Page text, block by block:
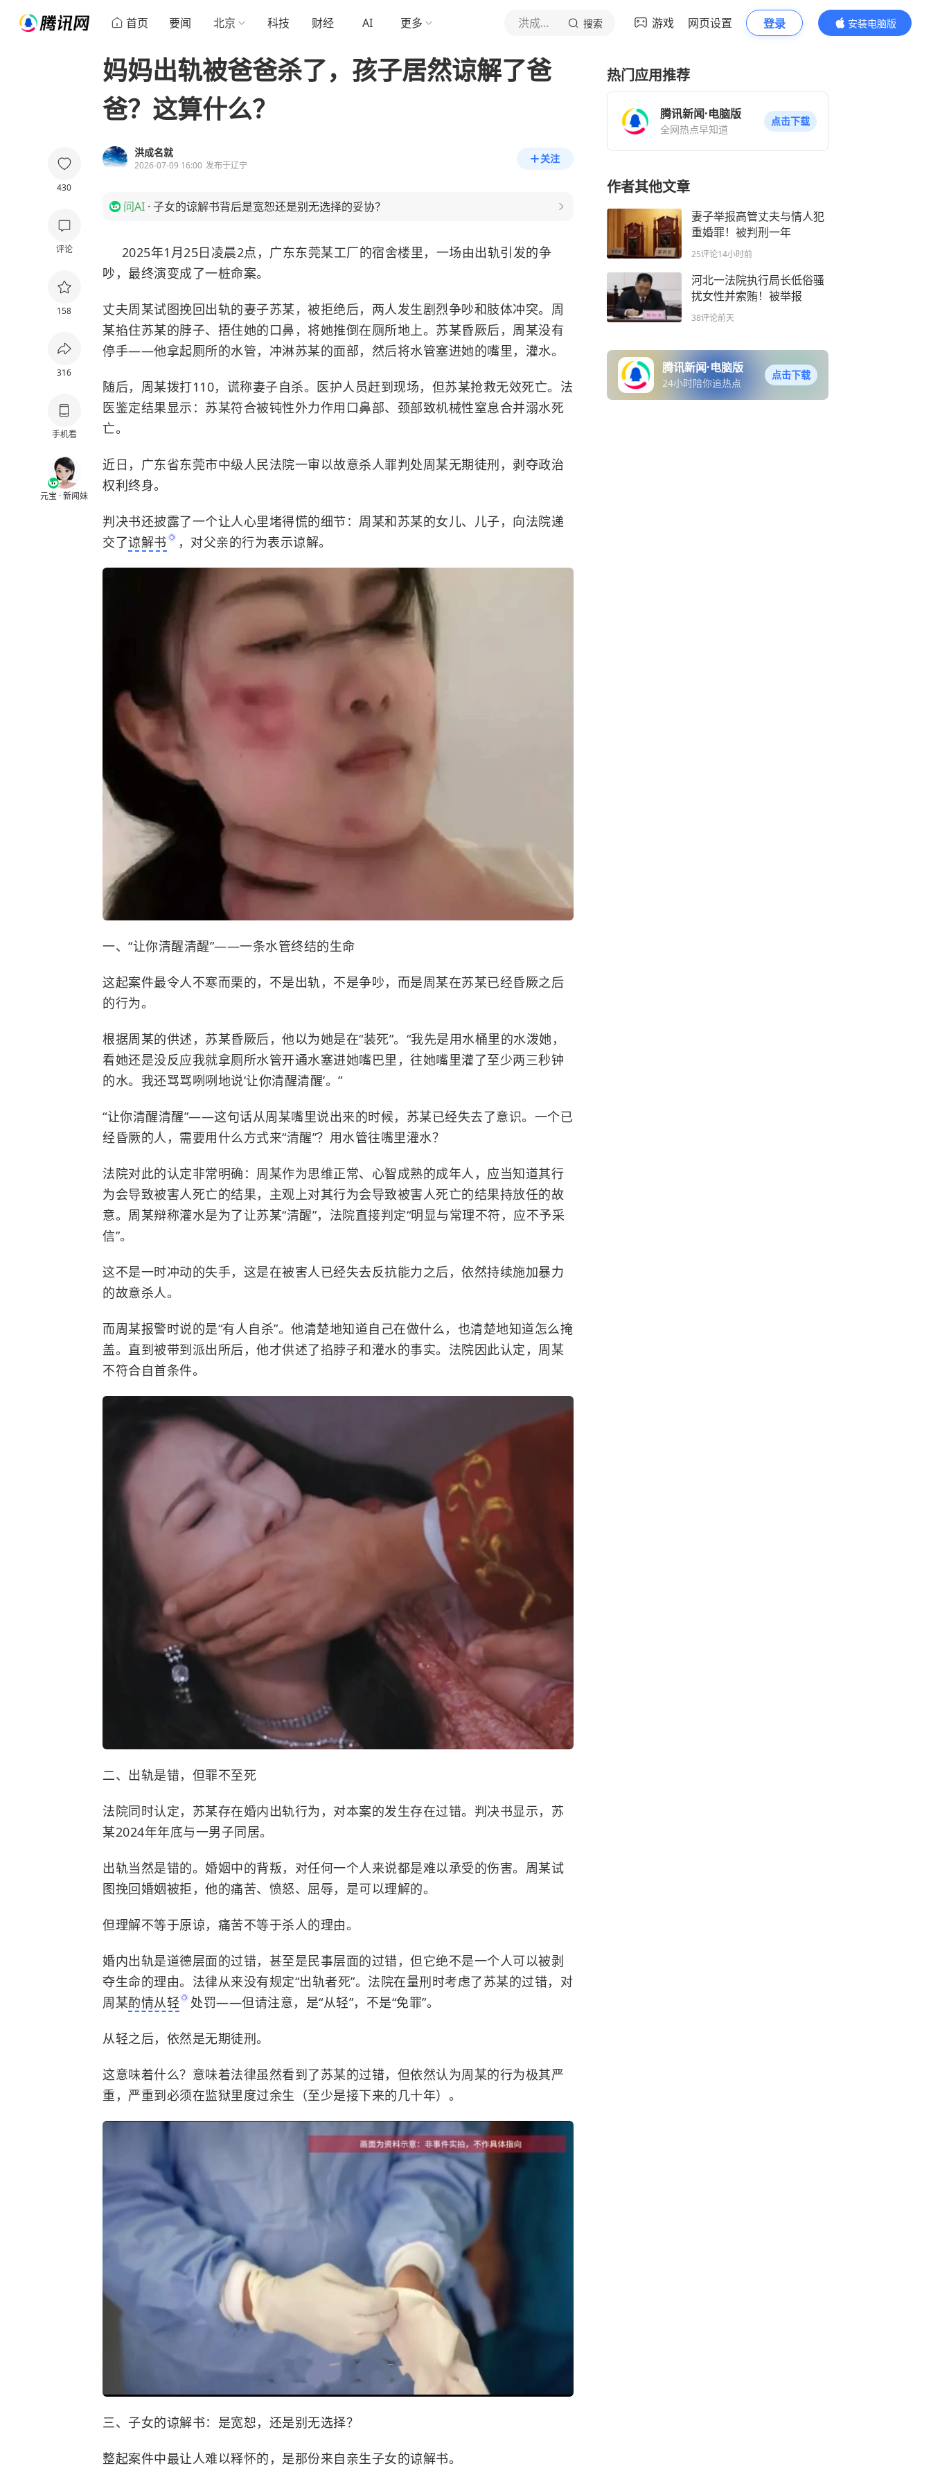
首页 要闻 北京 科技 财经 AI 更多 洪成名就 搜索 游戏 网页设置 登录
安装电脑版
内容更精彩
430
评论
158
316
手机看
元宝 · 新闻妹
妈妈出轨被爸爸杀了，孩子居然谅解了爸
爸？这算什么？
洪成名就
2026-07-09 16:00 发布于辽宁
关注
问AI · 子女的谅解书背后是宽恕还是别无选择的妥协？
2025年1月25日凌晨2点，广东东莞某工厂的宿舍楼里，一场由出轨引发的争
吵，最终演变成了一桩命案。
丈夫周某试图挽回出轨的妻子苏某，被拒绝后，两人发生剧烈争吵和肢体冲突。周
某掐住苏某的脖子、捂住她的口鼻，将她推倒在厕所地上。苏某昏厥后，周某没有
停手——他拿起厕所的水管，冲淋苏某的面部，然后将水管塞进她的嘴里，灌水。
随后，周某拨打110，谎称妻子自杀。医护人员赶到现场，但苏某抢救无效死亡。法
医鉴定结果显示：苏某符合被钝性外力作用口鼻部、颈部致机械性窒息合并溺水死
亡。
近日，广东省东莞市中级人民法院一审以故意杀人罪判处周某无期徒刑，剥夺政治
权利终身。
判决书还披露了一个让人心里堵得慌的细节：周某和苏某的女儿、儿子，向法院递
交了谅解书 ，对父亲的行为表示谅解。
一、“让你清醒清醒”——一条水管终结的生命
这起案件最令人不寒而栗的，不是出轨，不是争吵，而是周某在苏某已经昏厥之后
的行为。
根据周某的供述，苏某昏厥后，他以为她是在“装死”。“我先是用水桶里的水泼她，
看她还是没反应我就拿厕所水管开通水塞进她嘴巴里，往她嘴里灌了至少两三秒钟
的水。我还骂骂咧咧地说‘让你清醒清醒’。”
“让你清醒清醒”——这句话从周某嘴里说出来的时候，苏某已经失去了意识。一个已
经昏厥的人，需要用什么方式来“清醒”？用水管往嘴里灌水？
法院对此的认定非常明确：周某作为思维正常、心智成熟的成年人，应当知道其行
为会导致被害人死亡的结果，主观上对其行为会导致被害人死亡的结果持放任的故
意。周某辩称灌水是为了让苏某“清醒”，法院直接判定“明显与常理不符，应不予采
信”。
这不是一时冲动的失手，这是在被害人已经失去反抗能力之后，依然持续施加暴力
的故意杀人。
而周某报警时说的是“有人自杀”。他清楚地知道自己在做什么，也清楚地知道怎么掩
盖。直到被带到派出所后，他才供述了掐脖子和灌水的事实。法院因此认定，周某
不符合自首条件。
二、出轨是错，但罪不至死
法院同时认定，苏某存在婚内出轨行为，对本案的发生存在过错。判决书显示，苏
某2024年年底与一男子同居。
出轨当然是错的。婚姻中的背叛，对任何一个人来说都是难以承受的伤害。周某试
图挽回婚姻被拒，他的痛苦、愤怒、屈辱，是可以理解的。
但理解不等于原谅，痛苦不等于杀人的理由。
婚内出轨是道德层面的过错，甚至是民事层面的过错，但它绝不是一个人可以被剥
夺生命的理由。法律从来没有规定“出轨者死”。法院在量刑时考虑了苏某的过错，对
周某酌情从轻 处罚——但请注意，是“从轻”，不是“免罪”。
从轻之后，依然是无期徒刑。
这意味着什么？意味着法律虽然看到了苏某的过错，但依然认为周某的行为极其严
重，严重到必须在监狱里度过余生（至少是接下来的几十年）。
三、子女的谅解书：是宽恕，还是别无选择？
整起案件中最让人难以释怀的，是那份来自亲生子女的谅解书。
热门应用推荐
腾讯新闻·电脑版
全网热点早知道
点击下载
作者其他文章
妻子举报高管丈夫与情人犯
重婚罪！被判刑一年
25评论14小时前
河北一法院执行局长低俗骚
扰女性并索贿！被举报
38评论前天
腾讯新闻·电脑版
24小时陪你追热点
点击下载